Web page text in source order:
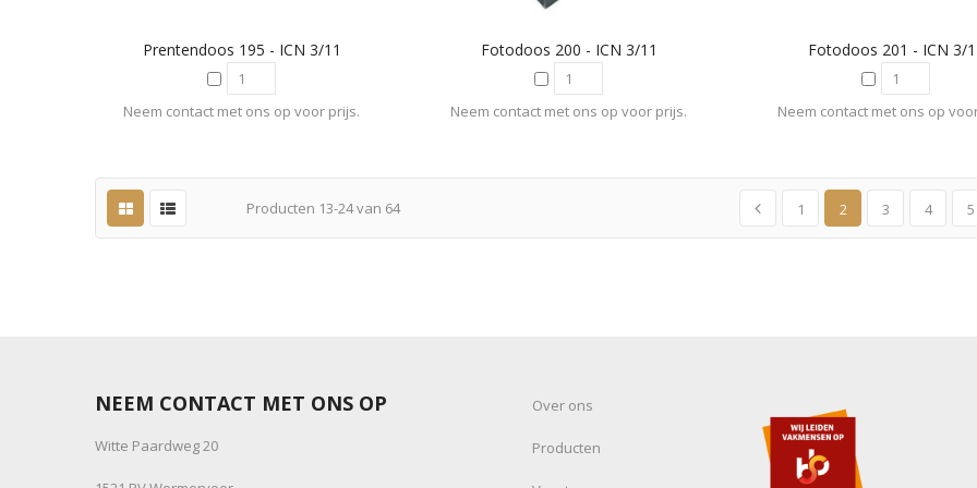
Prentendoos 195 - ICN 3/11
Neem contact met ons op voor prijs.
Fotodoos 200 - ICN 3/11
Neem contact met ons op voor prijs.
Fotodoos 201 - ICN 3/
Neem contact met ons op
Producten 13-24van 64 1 2 3 4 5
NEEM CONTACT MET ONS OP
Witte Paardweg 20
Over ons
Producten